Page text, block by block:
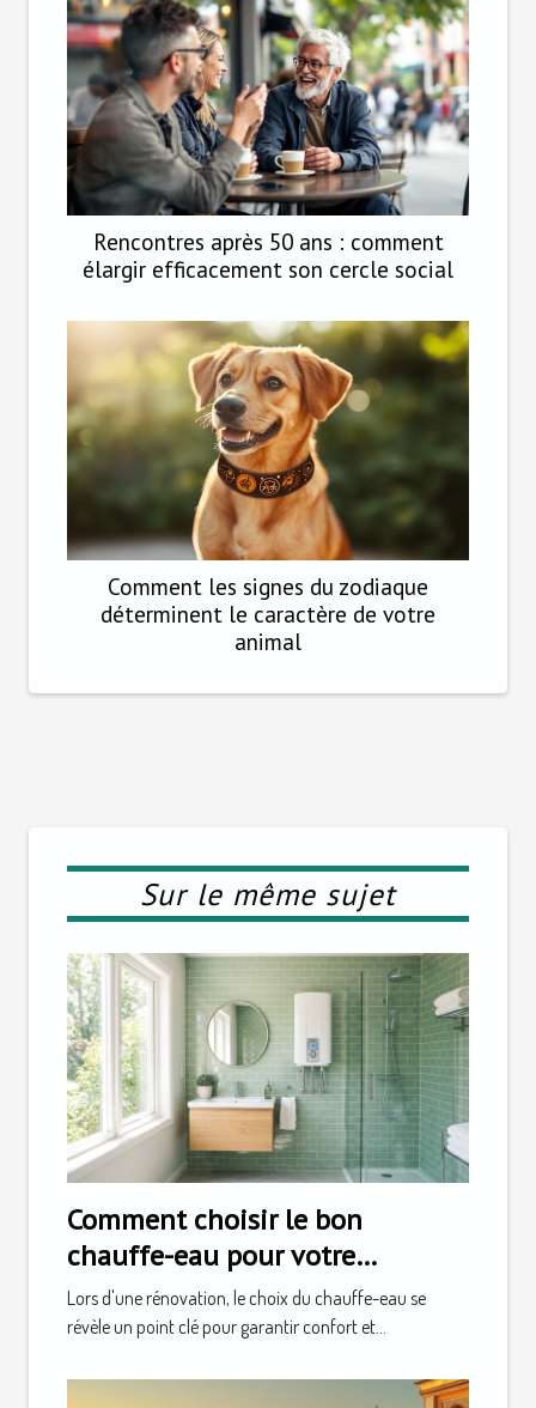
Rencontres après 50 ans : comment
élargir efficacement son cercle social
Comment les signes du zodiaque
déterminent le caractère de votre
animal
Sur le même sujet
Comment choisir le bon
chauffe-eau pour votre
rénovation ?
Lors d'une rénovation, le choix du chauffe-eau se
révèle un point clé pour garantir confort et...